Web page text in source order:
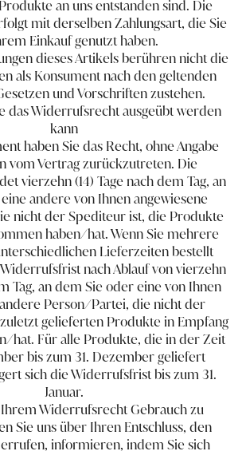
an uns entstanden sind. Die
mit derselben Zahlungsart, die Sie
Einkauf genutzt haben.
dieses Artikels berühren nicht die
als Konsument nach den geltenden
und Vorschriften zustehen.
das Widerrufsrecht ausgeübt werden
kann
haben Sie das Recht, ohne Angabe
vom Vertrag zurückzutreten. Die
vierzehn (14) Tage nach dem Tag, an
andere von Ihnen angewiesene
nicht der Spediteur ist, die Produkte
haben/hat. Wenn Sie mehrere
Lieferzeiten bestellt
nach Ablauf von vierzehn
Tag, an dem Sie oder eine von Ihnen
Person/Partei, die nicht der
gelieferten Produkte in Empfang
hat. Für alle Produkte, die in der Zeit
bis zum 31. Dezember geliefert
sich die Widerrufsfrist bis zum 31.
Januar.
Ihrem Widerrufsrecht Gebrauch zu
Sie uns über Ihren Entschluss, den
informieren, indem Sie sich